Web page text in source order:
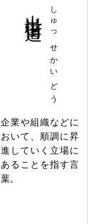
しゅっせかいどう
企業や組織などに
おいて、順調に昇
進していく立場に
あることを指す言
葉。